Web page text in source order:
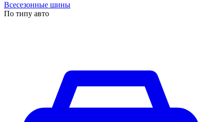
Всесезонные шины
По типу авто